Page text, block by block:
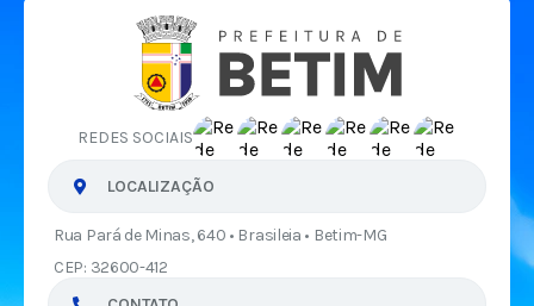
REDES SOCIAIS
LOCALIZAÇÃO
Rua Pará de Minas, 640 • Brasileia • Betim-MG
CEP: 32600-412